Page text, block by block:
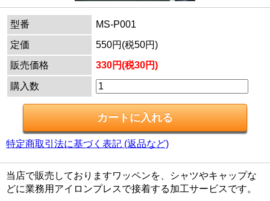
型番
MS-P001
定価
550円(税50円)
販売価格
330円(税30円)
購入数
特定商取引法に基づく表記 (返品など)
当店で販売しておりますワッペンを、シャツやキャップな
どに業務用アイロンプレスで接着する加工サービスです。